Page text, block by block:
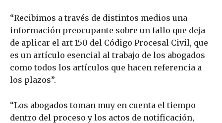
“Recibimos a través de distintos medios una
información preocupante sobre un fallo que deja
de aplicar el art 150 del Código Procesal Civil, que
es un artículo esencial al trabajo de los abogados
como todos los artículos que hacen referencia a
los plazos”.
“Los abogados toman muy en cuenta el tiempo
dentro del proceso y los actos de notificación,